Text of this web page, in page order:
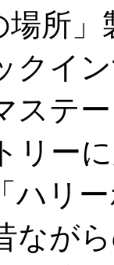
場所
クイ
ステ
リー
ハリ
なが